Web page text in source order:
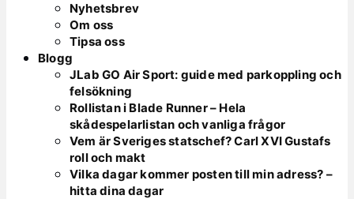
Nyhetsbrev
Om oss
Tipsa oss
Blogg
JLab GO Air Sport: guide med parkoppling och
felsökning
Rollistan i Blade Runner – Hela
skådespelarlistan och vanliga frågor
Vem är Sveriges statschef? Carl XVI Gustafs
roll och makt
Vilka dagar kommer posten till min adress? –
hitta dina dagar